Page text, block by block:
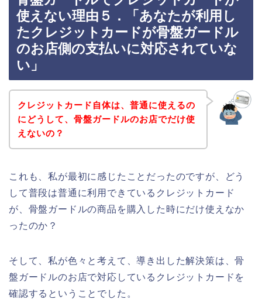
使えない理由５．「あなたが利用し
たクレジットカードが骨盤ガードル
のお店側の支払いに対応されていな
い」
クレジットカード自体は、普通に使えるの
にどうして、骨盤ガードルのお店でだけ使
えないの？
これも、私が最初に感じたことだったのですが、どう
して普段は普通に利用できているクレジットカード
が、骨盤ガードルの商品を購入した時にだけ使えなか
ったのか？
そして、私が色々と考えて、導き出した解決策は、骨
盤ガードルのお店で対応しているクレジットカードを
確認するということでした。